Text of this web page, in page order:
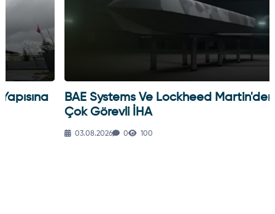
BAE Systems Ve Lockheed Martin'den Blizzard
Çok Görevli İHA
0 100